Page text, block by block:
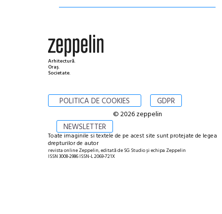
Arhitectură.
Oraș.
Societate.
POLITICA DE COOKIES GDPR
NEWSLETTER
© 2026 zeppelin
Toate imaginile si textele de pe acest site sunt protejate de legea
drepturilor de autor
revista online Zeppelin, editată de SG Studio și echipa Zeppelin
ISSN 3008-2986 ISSN-L 2069-721X